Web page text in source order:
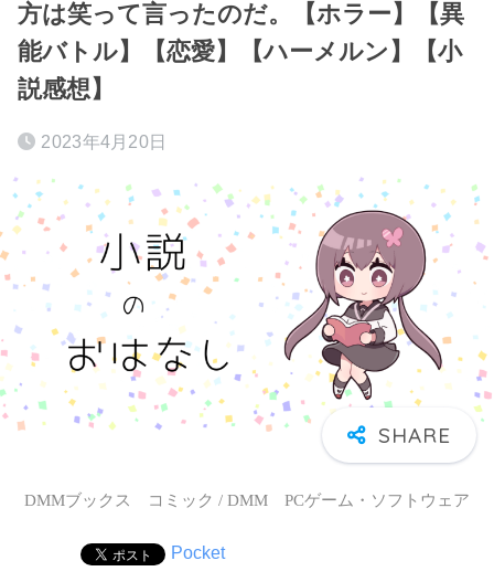
方は笑って言ったのだ。【ホラー】【異
能バトル】【恋愛】【ハーメルン】【小
説感想】
2023年4月20日
DMMブックス コミック / DMM PCゲーム・ソフトウェア
Pocket